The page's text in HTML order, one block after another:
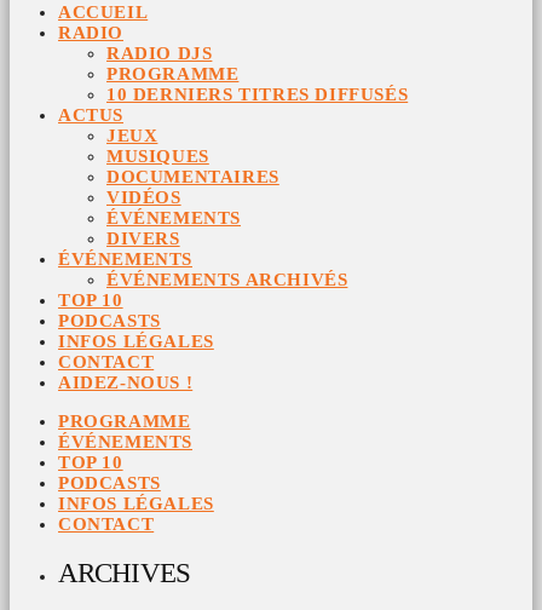
ACCUEIL
RADIO
RADIO DJS
PROGRAMME
10 DERNIERS TITRES DIFFUSÉS
ACTUS
JEUX
MUSIQUES
DOCUMENTAIRES
VIDÉOS
ÉVÉNEMENTS
DIVERS
ÉVÉNEMENTS
ÉVÉNEMENTS ARCHIVÉS
TOP 10
PODCASTS
INFOS LÉGALES
CONTACT
AIDEZ-NOUS !
PROGRAMME
ÉVÉNEMENTS
TOP 10
PODCASTS
INFOS LÉGALES
CONTACT
ARCHIVES